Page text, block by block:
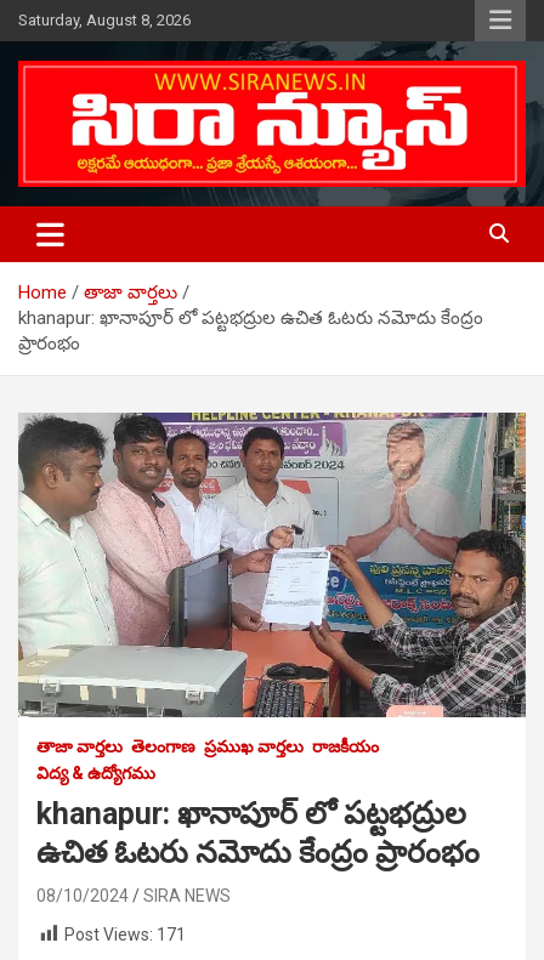
Skip
to
content
Saturday, August 8, 2026
SIRA NEWS
Telugu Online News Daily
Home
తాజా వార్తలు
khanapur: ఖానాపూర్ లో పట్టభద్రుల ఉచిత ఓటరు న‌మోదు కేంద్రం
ప్రారంభం
తాజా వార్తలు తెలంగాణ ప్రముఖ వార్తలు రాజకీయం
విద్య & ఉద్యోగము
khanapur: ఖానాపూర్ లో పట్టభద్రుల
ఉచిత ఓటరు న‌మోదు కేంద్రం ప్రారంభం
08/10/2024
SIRA NEWS
Post Views: 171